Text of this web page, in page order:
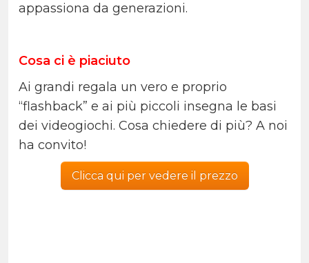
appassiona da generazioni.
Cosa ci è piaciuto
Ai grandi regala un vero e proprio
“flashback” e ai più piccoli insegna le basi
dei videogiochi. Cosa chiedere di più? A noi
ha convito!
Clicca qui per vedere il prezzo